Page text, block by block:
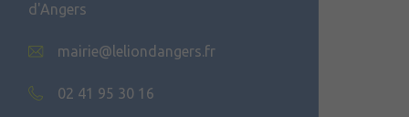
d'Angers
mairie@leliondangers.fr
02 41 95 30 16